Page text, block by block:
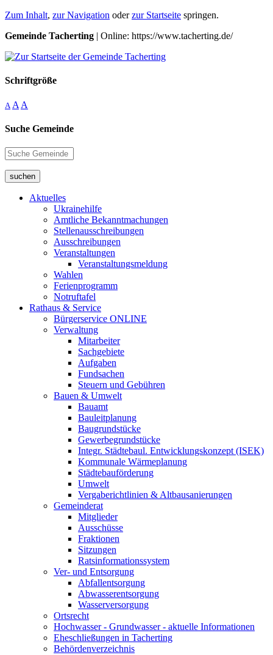
Zum Inhalt, zur Navigation oderzur Startseite springen.
Gemeinde Tacherting | Online: https://www.tacherting.de/
Schriftgröße
A A A
Suche Gemeinde
suchen
Aktuelles
Ukrainehilfe
Amtliche Bekanntmachungen
Stellenausschreibungen
Ausschreibungen
Veranstaltungen
Veranstaltungsmeldung
Wahlen
Ferienprogramm
Notruftafel
Rathaus & Service
Bürgerservice ONLINE
Verwaltung
Mitarbeiter
Sachgebiete
Aufgaben
Fundsachen
Steuern und Gebühren
Bauen & Umwelt
Bauamt
Bauleitplanung
Baugrundstücke
Gewerbegrundstücke
Integr. Städtebaul. Entwicklungskonzept (ISEK)
Kommunale Wärmeplanung
Städtebauförderung
Umwelt
Vergaberichtlinien & Altbausanierungen
Gemeinderat
Mitglieder
Ausschüsse
Fraktionen
Sitzungen
Ratsinformationssystem
Ver- und Entsorgung
Abfallentsorgung
Abwasserentsorgung
Wasserversorgung
Ortsrecht
Hochwasser - Grundwasser - aktuelle Informationen
Eheschließungen in Tacherting
Behördenverzeichnis